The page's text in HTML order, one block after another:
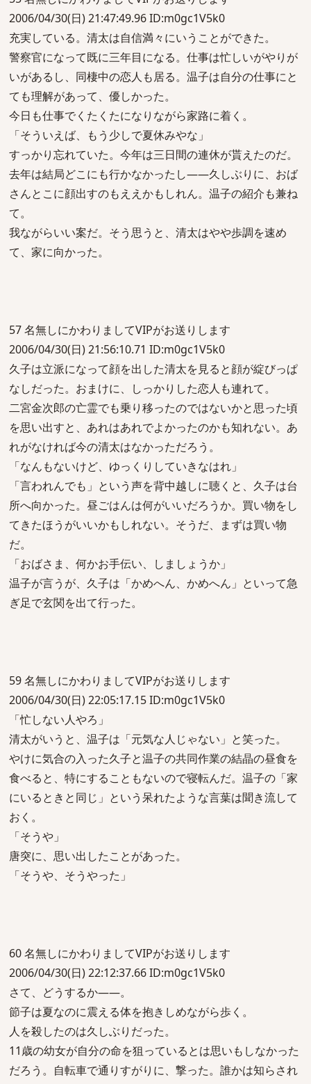
2006/04/30(日) 21:47:49.96 ID:m0gc1V5k0
充実している。清太は自信満々にいうことができた。
警察官になって既に三年目になる。仕事は忙しいがやりが
いがあるし、同棲中の恋人も居る。温子は自分の仕事にと
ても理解があって、優しかった。
今日も仕事でくたくたになりながら家路に着く。
「そういえば、もう少しで夏休みやな」
すっかり忘れていた。今年は三日間の連休が貰えたのだ。
去年は結局どこにも行かなかったし――久しぶりに、おば
さんとこに顔出すのもええかもしれん。温子の紹介も兼ね
て。
我ながらいい案だ。そう思うと、清太はやや歩調を速め
て、家に向かった。
57 名無しにかわりましてVIPがお送りします
2006/04/30(日) 21:56:10.71 ID:m0gc1V5k0
久子は立派になって顔を出した清太を見ると顔が綻びっぱ
なしだった。おまけに、しっかりした恋人も連れて。
二宮金次郎の亡霊でも乗り移ったのではないかと思った頃
を思い出すと、あれはあれでよかったのかも知れない。あ
れがなければ今の清太はなかっただろう。
「なんもないけど、ゆっくりしていきなはれ」
「言われんでも」という声を背中越しに聴くと、久子は台
所へ向かった。昼ごはんは何がいいだろうか。買い物をし
てきたほうがいいかもしれない。そうだ、まずは買い物
だ。
「おばさま、何かお手伝い、しましょうか」
温子が言うが、久子は「かめへん、かめへん」といって急
ぎ足で玄関を出て行った。
59 名無しにかわりましてVIPがお送りします
2006/04/30(日) 22:05:17.15 ID:m0gc1V5k0
「忙しない人やろ」
清太がいうと、温子は「元気な人じゃない」と笑った。
やけに気合の入った久子と温子の共同作業の結晶の昼食を
食べると、特にすることもないので寝転んだ。温子の「家
にいるときと同じ」という呆れたような言葉は聞き流して
おく。
「そうや」
唐突に、思い出したことがあった。
「そうや、そうやった」
60 名無しにかわりましてVIPがお送りします
2006/04/30(日) 22:12:37.66 ID:m0gc1V5k0
さて、どうするか――。
節子は夏なのに震える体を抱きしめながら歩く。
人を殺したのは久しぶりだった。
11歳の幼女が自分の命を狙っているとは思いもしなかった
だろう。自転車で通りすがりに、撃った。誰かは知らされ